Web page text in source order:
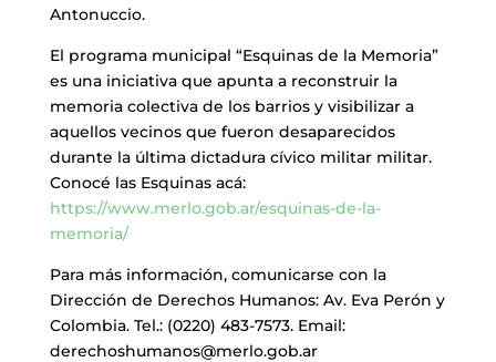
Antonuccio.
El programa municipal “Esquinas de la Memoria”
es una iniciativa que apunta a reconstruir la
memoria colectiva de los barrios y visibilizar a
aquellos vecinos que fueron desaparecidos
durante la última dictadura cívico militar militar.
Conocé las Esquinas acá:
https://www.merlo.gob.ar/esquinas-de-la-
memoria/
Para más información, comunicarse con la
Dirección de Derechos Humanos: Av. Eva Perón y
Colombia. Tel.: (0220) 483-7573. Email:
derechoshumanos@merlo.gob.ar